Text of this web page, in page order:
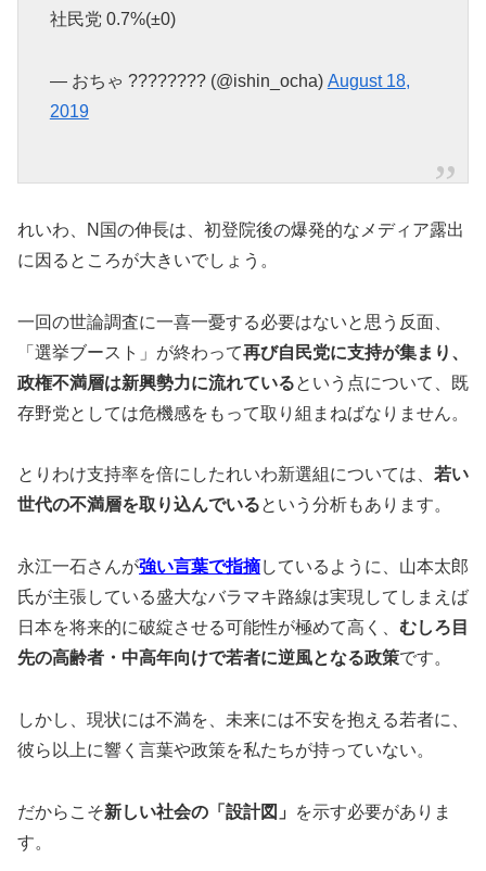
社民党 0.7%(±0)
— おちゃ ???????? (@ishin_ocha) August 18,
2019
れいわ、N国の伸長は、初登院後の爆発的なメディア露出
に因るところが大きいでしょう。
一回の世論調査に一喜一憂する必要はないと思う反面、
「選挙ブースト」が終わって再び自民党に支持が集まり、
政権不満層は新興勢力に流れているという点について、既
存野党としては危機感をもって取り組まねばなりません。
とりわけ支持率を倍にしたれいわ新選組については、 若い
世代の不満層を取り込んでいるという分析もあります。
永江一石さんが強い言葉で指摘しているように、山本太郎
氏が主張している盛大なバラマキ路線は実現してしまえば
日本を将来的に破綻させる可能性が極めて高く、 むしろ目
先の高齢者・中高年向けで若者に逆風となる政策です。
しかし、現状には不満を、未来には不安を抱える若者に、
彼ら以上に響く言葉や政策を私たちが持っていない。
だからこそ新しい社会の「設計図」
を示す必要がありま
す。